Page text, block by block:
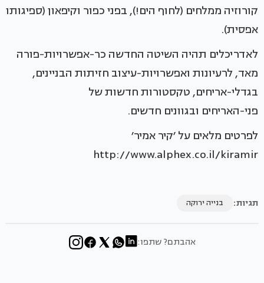
קורוזיה ממלחים (לחוף הים!), בפני כפור וקיפאון (ספיגותו
אפסית).
לאדריכלים תהיה השיטה החדשה כר-אפשרויות-פורה
מאד, לרעיונות ואפשרויות-עיצוב חזיתות הבניינים,
בגדלי-אריחים, טקסטורות חדשות של
פני-האריחים ובגוונים חדשים.
לפרטים מלאים על ׳קיר אמיר׳
http://www.alphex.co.il/kiramir
תגיות: בנייה ירוקה
אהבתם? שתפו: